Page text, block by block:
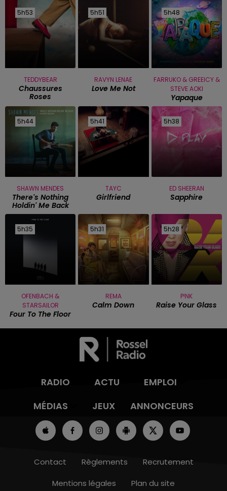
5h53
5h53
TEDDYBEAR
Chaussures
Roses
5h51
5h51
RAVYN LENAE
Love Me Not
5h48
5h48
FARRUKO & GREEICY &
STEVE AOKI
Yapaque
5h44
5h44
SHAWN MENDES
There's Nothing
Holdin' Me Back
5h41
5h41
TAYC
Girlfriend
5h38
5h38
ED SHEERAN
Sapphire
5h35
5h35
OFENBACH &
STARSAILOR
Four To The Floor
5h31
5h31
REMA
Calm Down
5h28
5h28
P!NK
Raise Your Glass
RADIO ACTU
EMPLOI
MÉDIAS
JEUX ANNONCEURS
Contact Règlements
Recrutement
Mentions légales
Plan du site